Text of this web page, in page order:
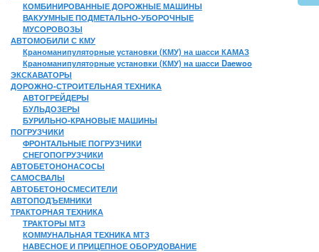
КОМБИНИРОВАННЫЕ ДОРОЖНЫЕ МАШИНЫ
ВАКУУМНЫЕ ПОДМЕТАЛЬНО-УБОРОЧНЫЕ
МУСОРОВОЗЫ
АВТОМОБИЛИ С КМУ
Краноманипуляторные установки (КМУ) на шасси КАМАЗ
Краноманипуляторные установки (КМУ) на шасси Daewoo
ЭКСКАВАТОРЫ
ДОРОЖНО-СТРОИТЕЛЬНАЯ ТЕХНИКА
АВТОГРЕЙДЕРЫ
БУЛЬДОЗЕРЫ
БУРИЛЬНО-КРАНОВЫЕ МАШИНЫ
ПОГРУЗЧИКИ
ФРОНТАЛЬНЫЕ ПОГРУЗЧИКИ
СНЕГОПОГРУЗЧИКИ
АВТОБЕТОНОНАСОСЫ
САМОСВАЛЫ
АВТОБЕТОНОСМЕСИТЕЛИ
АВТОПОДЪЕМНИКИ
ТРАКТОРНАЯ ТЕХНИКА
ТРАКТОРЫ МТЗ
КОММУНАЛЬНАЯ ТЕХНИКА МТЗ
НАВЕСНОЕ И ПРИЦЕПНОЕ ОБОРУДОВАНИЕ